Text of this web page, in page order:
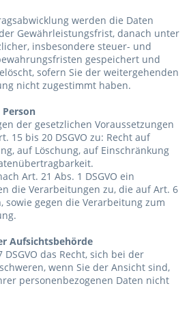
werden die Daten
Gewährleistungsfrist, danach unter
insbesondere steuer- und
gespeichert und
sofern Sie der weitergehenden
nicht zugestimmt haben.
der gesetzlichen Voraussetzungen
15 bis 20 DSGVO zu: Recht auf
auf Löschung, auf Einschränkung
Art. 21 Abs. 1 DSGVO ein
die Verarbeitungen zu, die auf Art. 6
sowie gegen die Verarbeitung zum
Aufsichtsbehörde
das Recht, sich bei der
wenn Sie der Ansicht sind,
personenbezogenen Daten nicht